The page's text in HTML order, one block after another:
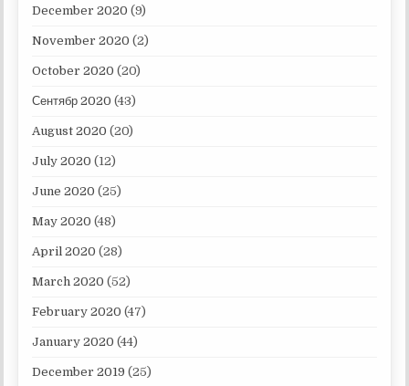
December 2020 (9)
November 2020 (2)
October 2020 (20)
Сентябр 2020 (43)
August 2020 (20)
July 2020 (12)
June 2020 (25)
May 2020 (48)
April 2020 (28)
March 2020 (52)
February 2020 (47)
January 2020 (44)
December 2019 (25)